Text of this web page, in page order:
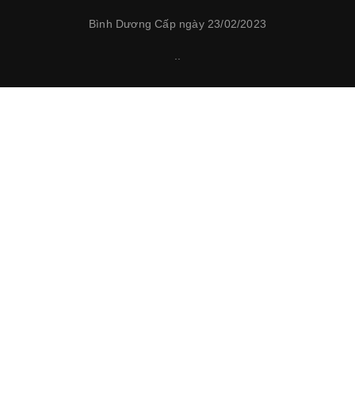
Bình Dương Cấp ngày 23/02/2023
..